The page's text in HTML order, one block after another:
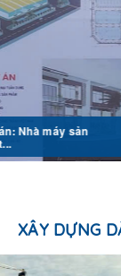
sản
XÂY DỰNG